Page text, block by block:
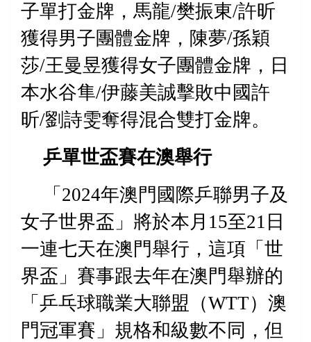
子單打金牌，馬龍/樊振東/許昕
獲得男子團體金牌，陳夢/孫穎
莎/王曼昱獲得女子團體金牌，日
本水谷隼/伊藤美誠擊敗中國許
昕/劉詩雯奪得混合雙打金牌。
乒單世盃賽在澳舉行
「 2024年澳門國際乒聯男子及
女子世界盃 」 將於本月 15至21 日
一連七天在澳門舉行，這項「世
界盃」賽事跟去年在澳門舉辦的
「乒乓球職業大聯盟（WTT）澳
門冠軍賽」規格和級數不同，但